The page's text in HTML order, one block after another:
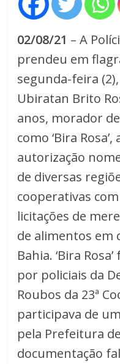
02/08/21 – A
prendeu em
segunda-feira
Ubiratan Brito
anos, morador
como ‘Bira
autorização
de diversas
cooperativas
licitações de
de alimentos em
Bahia. ‘Bira
por policiais da
Roubos da 23ª
participava de
pela Prefeitura
documentação